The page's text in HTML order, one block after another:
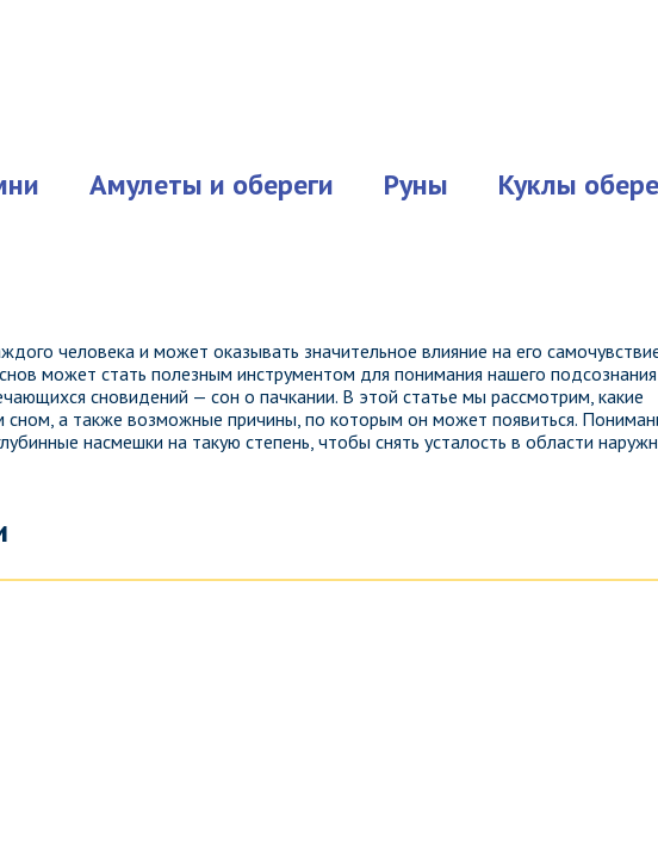
Амулеты и обереги Руны Куклы
человека и может оказывать значительное влияние на его
может стать полезным инструментом для понимания нашего
сновидений — сон о пачкании. В этой статье мы рассмотрим, какие
сном, а также возможные причины, по которым он может появиться.
насмешки на такую степень, чтобы снять усталость в области